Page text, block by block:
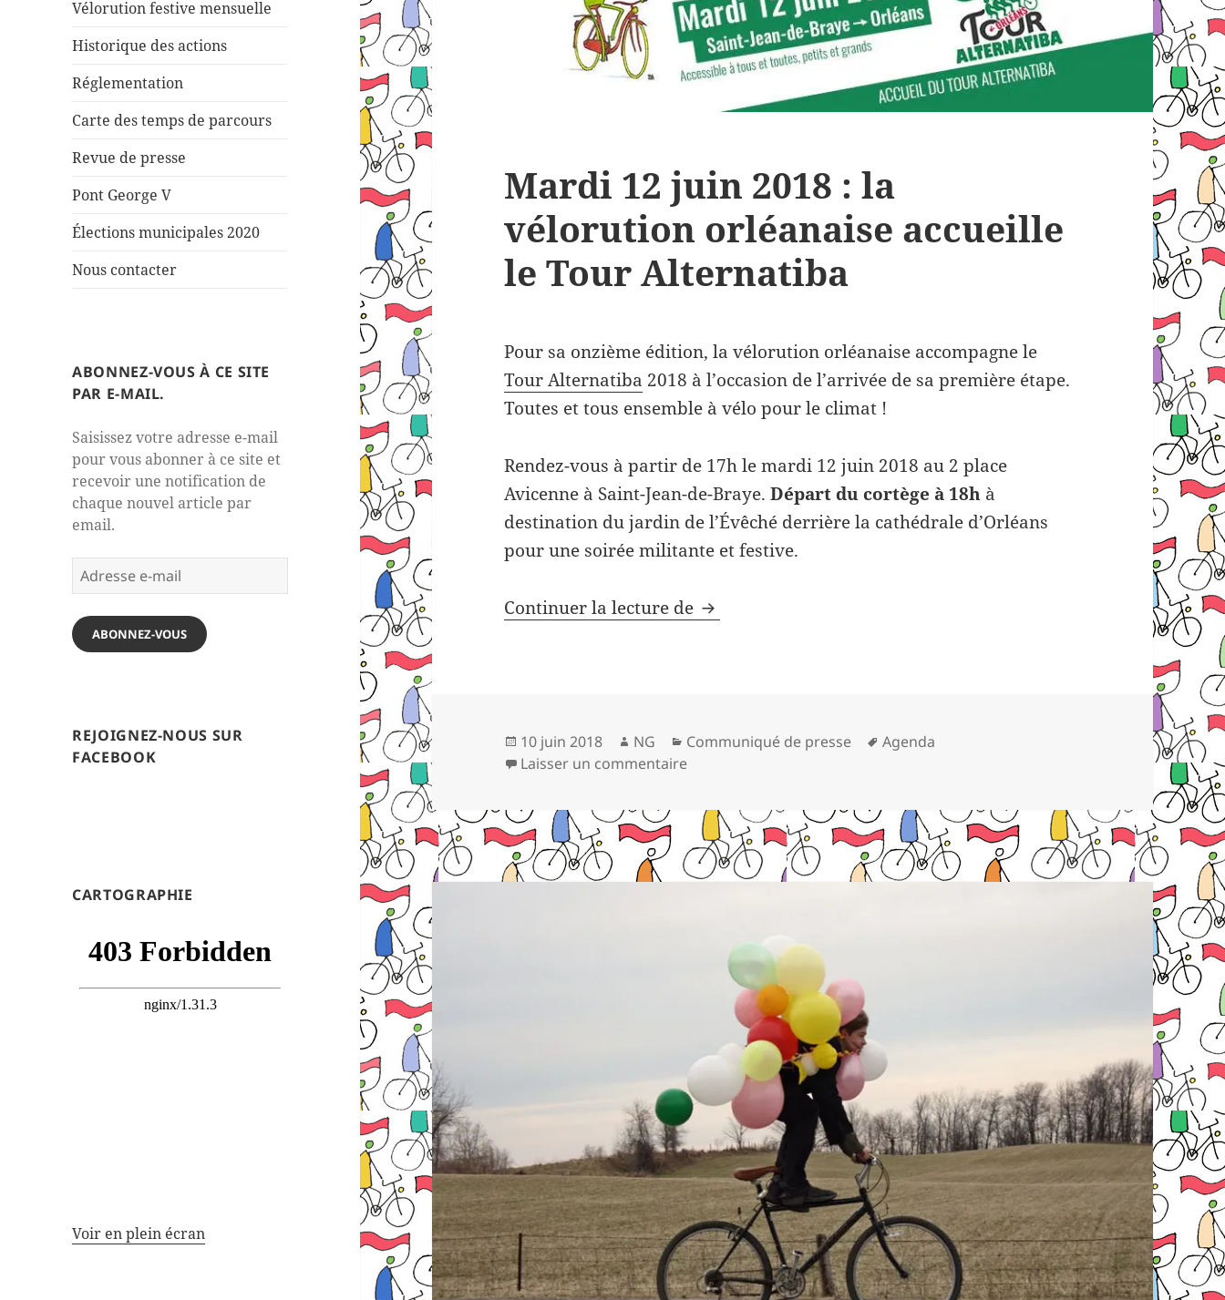
Vélorution festive mensuelle
Historique des actions
Réglementation
Carte des temps de parcours
Revue de presse
Pont George V
Élections municipales 2020
Nous contacter
ABONNEZ-VOUS À CE SITE
PAR E-MAIL.
Saisissez votre adresse e-mail
pour vous abonner à ce site et
recevoir une notification de
chaque nouvel article par
email.
Adresse
e-
mail
ABONNEZ-VOUS
REJOIGNEZ-NOUS SUR
FACEBOOK
CARTOGRAPHIE
Voir en plein écran
Mardi 12 juin 2018 : la
vélorution orléanaise accueille
le Tour Alternatiba
Pour sa onzième édition, la vélorution orléanaise accompagne le
Tour Alternatiba 2018 à l’occasion de l’arrivée de sa première étape.
Toutes et tous ensemble à vélo pour le climat !
Rendez-vous à partir de 17h le mardi 12 juin 2018 au 2 place
Avicenne à Saint-Jean-de-Braye.Départ du cortège à 18h à
destination du jardin de l’Évêché derrière la cathédrale d’Orléans
pour une soirée militante et festive.
Continuer la lecture de Mardi 12 juin 2018 : la vélorution orléanaise accueille le Tour
Publié
le
10 juin 2018 Auteur
NG Catégories
Communiqué de presse
Mots-
Agenda
Laisser un commentairesur Mardi 12 juin 2018 : la vélorution orléanaise accueille le Tour Alternatiba